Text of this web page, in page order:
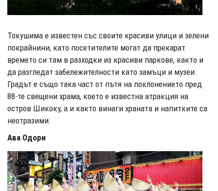
Токушима е известен със своите красиви улици и зелени
покрайнини, като посетителите могат да прекарат
времето си там в разходки из красиви паркове, както и
да разгледат забележителности като замъци и музеи.
Градът е също така част от пътя на поклонението пред
88-те свещени храма, което е известна атракция на
остров Шикоку, а и както винаги храната и напитките са
неотразими.
Ава Одори